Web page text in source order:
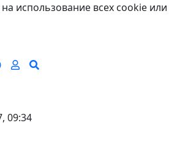
использование всех cookie или
09:34